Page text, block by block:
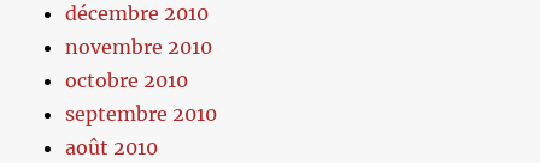
décembre 2010
novembre 2010
octobre 2010
septembre 2010
août 2010